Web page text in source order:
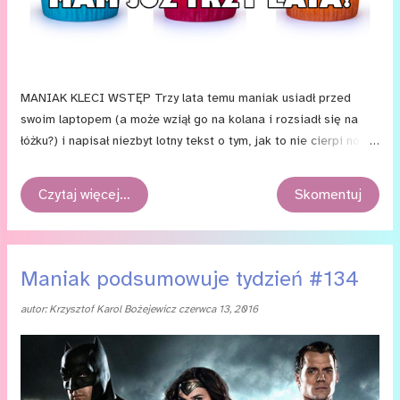
MANIAK KLECI WSTĘP Trzy lata temu maniak usiadł przed
swoim laptopem (a może wziął go na kolana i rozsiadł się na
łóżku?) i napisał niezbyt lotny tekst o tym, jak to nie cierpi notek
maniaka . Przygoda pełna rozmaitych wrażeń. Przygoda, która
— spokojnie — nieprędko się skończy, choć zdarzają się coraz
Czytaj więcej… Skomentuj
Maniak podsumowuje tydzień #134
autor:Krzysztof Karol Bożejewicz czerwca 13, 2016